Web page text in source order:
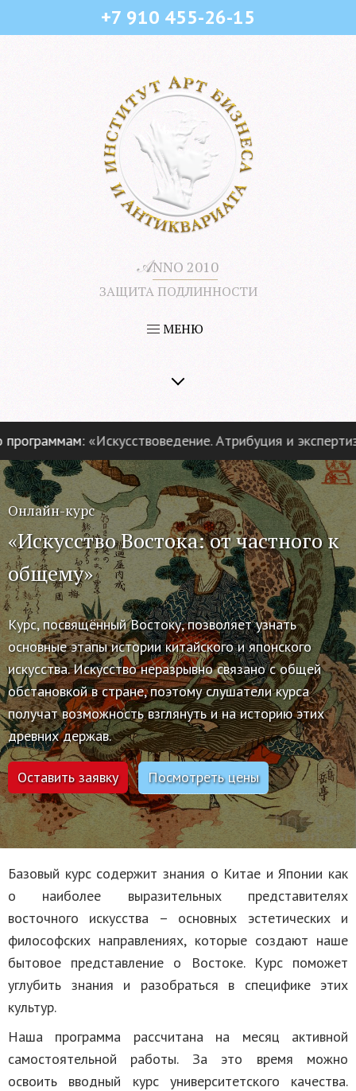
+7 910 455-26-15
𝒜NNO 2010
ЗАЩИТА ПОДЛИННОСТИ
МЕНЮ
«Искусствоведение. Атрибуция и экспертиза
Онлайн-курс
«Искусство Востока: от частного к
общему»
Курс, посвящённый Востоку, позволяет узнать
основные этапы истории китайского и японского
искусства. Искусство неразрывно связано с общей
обстановкой в стране, поэтому слушатели курса
получат возможность взглянуть и на историю этих
древних держав.
Оставить заявку Посмотреть цены
Базовый курс содержит знания о Китае и Японии как
о наиболее выразительных представителях
восточного искусства – основных эстетических и
философских направлениях, которые создают наше
бытовое представление о Востоке. Курс поможет
углубить знания и разобраться в специфике этих
культур.
Наша программа рассчитана на месяц активной
самостоятельной работы. За это время можно
освоить вводный курс университетского качества.